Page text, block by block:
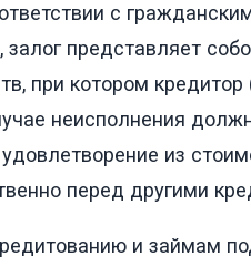
с
представляет
при котором
неисполнения
из
перед другими
и займам